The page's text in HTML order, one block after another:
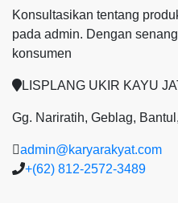
Konsultasikan tentang
pada admin. Dengan
konsumen
LISPLANG UKIR KAYU
Gg. Nariratih, Geblag,
admin@karyarakyat.com
+(62) 812-2572-3489